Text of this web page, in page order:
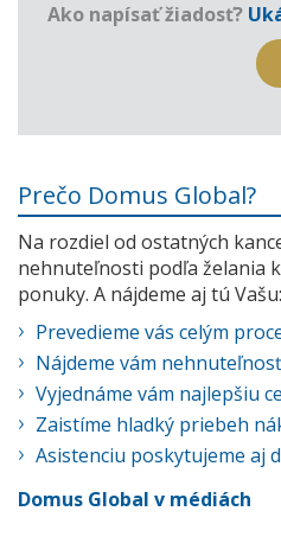
Ako napísať žiadosť?
Prečo Domus Global?
Na rozdiel od ostatných
nehnuteľnosti podľa želania
ponuky. A nájdeme aj tú Vašu:
Prevedieme vás celým
Nájdeme vám
Vyjednáme vám najlepšiu
Zaistíme hladký priebeh
Asistenciu poskytujeme aj
Domus Global v médiách